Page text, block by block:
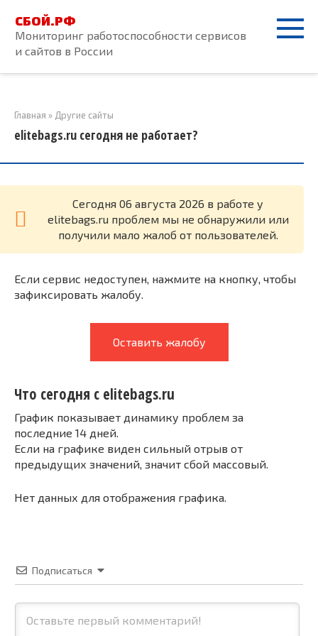
контенту
СБОЙ.РФ
Мониторинг работоспособности сервисов
и сайтов в России
Главная » Другие сайты
elitebags.ru сегодня не работает?
Cегодня 06 августа 2026 в работе у
elitebags.ru проблем мы не обнаружили или
получили мало жалоб от пользователей.
Если сервис недоступен, нажмите на кнопку, чтобы
зафиксировать жалобу.
Оставить жалобу
Что сегодня с elitebags.ru
График показывает динамику проблем за
последние 14 дней.
Если на графике виден сильный отрыв от
предыдущих значений, значит сбой массовый.
Нет данных для отображения графика.
Подписаться